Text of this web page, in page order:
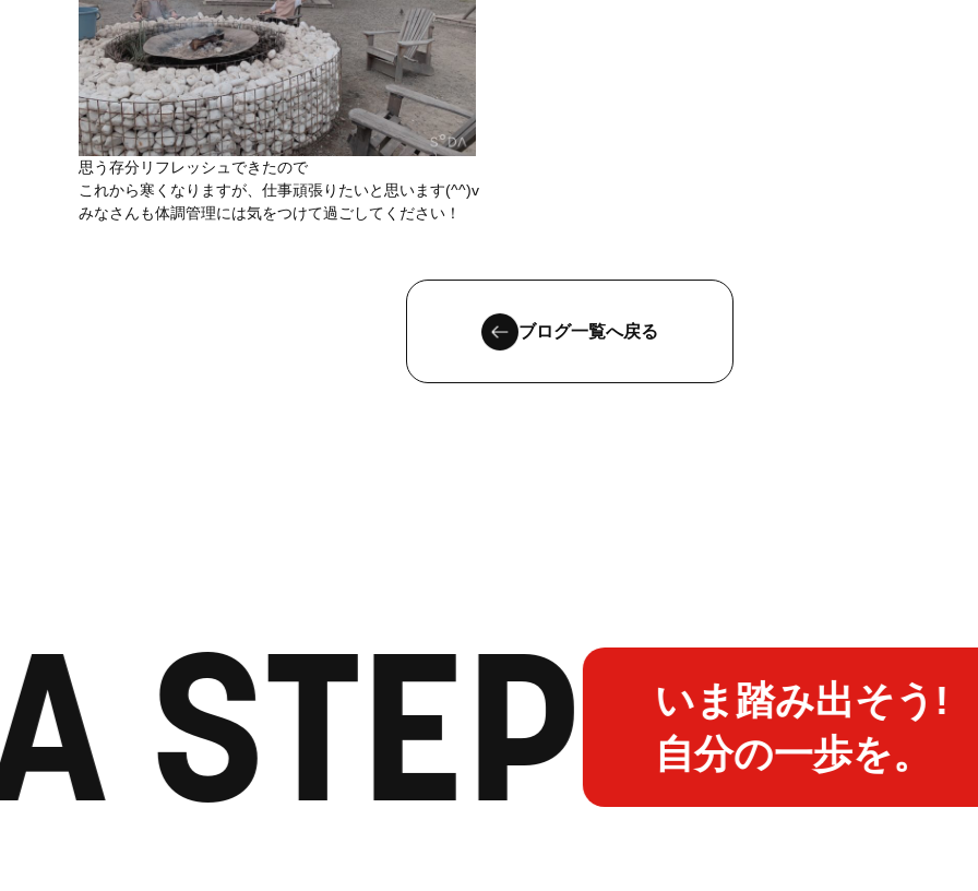
思う存分リフレッシュできたので
これから寒くなりますが、仕事頑張りたいと思います(^^)v
みなさんも体調管理には気をつけて過ごしてください！
ブログ一覧へ戻る
STEP
いま踏み出そう!
自分の一歩を。